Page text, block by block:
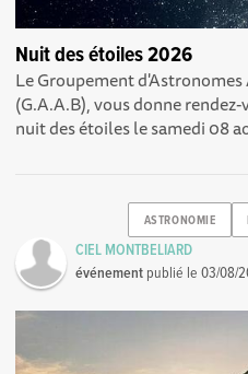
Nuit des étoiles 2026
Le Groupement
(G.A.A.B), vous donne
nuit des étoiles le samedi 08
ASTRONOMIE
CIEL MONTBELIARD
événement publié le03/08/